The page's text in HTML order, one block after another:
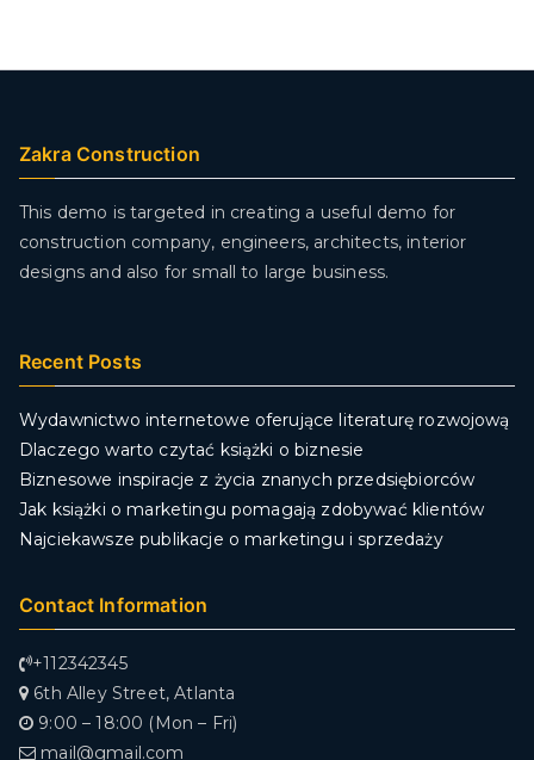
Zakra Construction
This demo is targeted in creating a useful demo for
construction company, engineers, architects, interior
designs and also for small to large business.
Recent Posts
Wydawnictwo internetowe oferujące literaturę rozwojową
Dlaczego warto czytać książki o biznesie
Biznesowe inspiracje z życia znanych przedsiębiorców
Jak książki o marketingu pomagają zdobywać klientów
Najciekawsze publikacje o marketingu i sprzedaży
Contact Information
+112342345
6th Alley Street, Atlanta
9:00 – 18:00 (Mon – Fri)
mail@gmail.com